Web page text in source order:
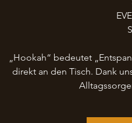
„Hookah“ bedeutet
direkt an den Tisch. Dank